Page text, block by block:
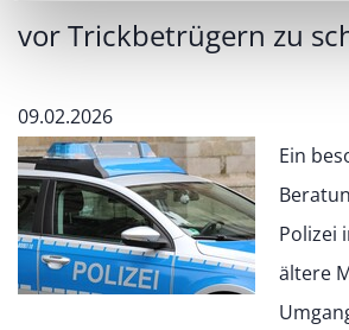
vor Trickbetrügern zu
09.02.2026
Ein
Polizei
ältere